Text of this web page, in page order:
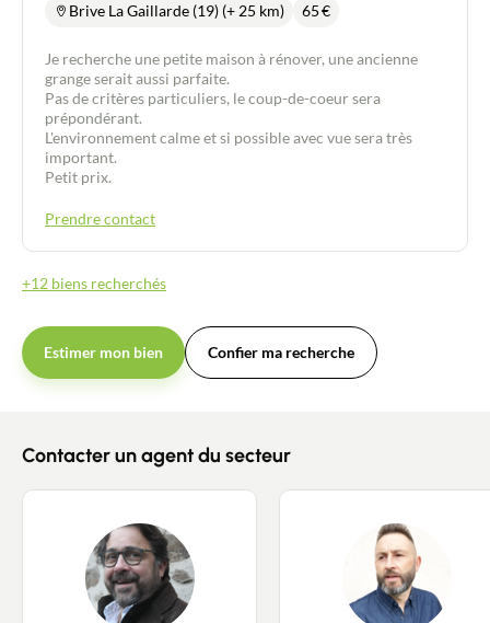
Brive La Gaillarde (19) (+ 25 km) 65€
Je recherche une petite maison à rénover, une ancienne
grange serait aussi parfaite.
Pas de critères particuliers, le coup-de-coeur sera
prépondérant.
L'environnement calme et si possible avec vue sera très
important.
Petit prix.
Prendre contact
+12 biens recherchés
Estimer mon bien Confier ma recherche
Contacter un agent du secteur